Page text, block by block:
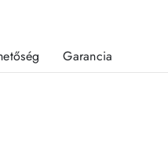
Garancia